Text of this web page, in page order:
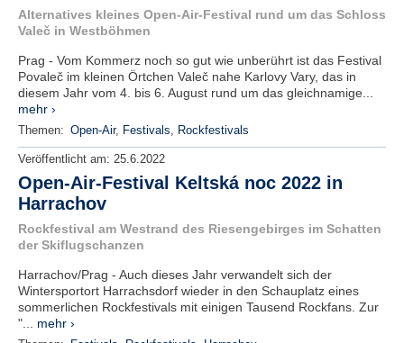
Alternatives kleines Open-Air-Festival rund um das Schloss
Valeč in Westböhmen
Prag - Vom Kommerz noch so gut wie unberührt ist das Festival
Povaleč im kleinen Örtchen Valeč nahe Karlovy Vary, das in
diesem Jahr vom 4. bis 6. August rund um das gleichnamige...
mehr ›
Themen: Open-Air, Festivals, Rockfestivals
Veröffentlicht am: 25.6.2022
Open-Air-Festival Keltská noc 2022 in
Harrachov
Rockfestival am Westrand des Riesengebirges im Schatten
der Skiflugschanzen
Harrachov/Prag - Auch dieses Jahr verwandelt sich der
Wintersportort Harrachsdorf wieder in den Schauplatz eines
sommerlichen Rockfestivals mit einigen Tausend Rockfans. Zur
"... mehr ›